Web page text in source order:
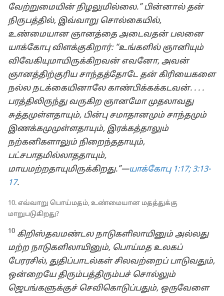
வேற்றுமையின் நிழலுமில்லை.” பின்னால் தன்
நிருபத்தில், இவ்வாறு சொல்கையில்,
உண்மையான ஞானத்தை அடைவதன் பலனை
யாக்கோபு விளக்குகிறார்: “உங்களில் ஞானியும்
விவேகியுமாயிருக்கிறவன் எவனோ, அவன்
ஞானத்திற்குரிய சாந்தத்தோடே தன் கிரியைகளை
நல்ல நடக்கையினாலே காண்பிக்கக்கடவன். . . .
பரத்திலிருந்து வருகிற ஞானமோ முதலாவது
சுத்தமுள்ளதாயும், பின்பு சமாதானமும் சாந்தமும்
இணக்கமுமுள்ளதாயும், இரக்கத்தாலும்
நற்கனிகளாலும் நிறைந்ததாயும்,
பட்சபாதமில்லாததாயும்,
மாயமற்றதாயுமிருக்கிறது.”—யாக்கோபு 1:17; 3:13-
17.
10. எவ்வாறு பொய்மதம், உண்மையான மதத்துக்கு
மாறுபடுகிறது?
10 கிறிஸ்தவமண்டல நாடுகளிலாயினும் அல்லது
மற்ற நாடுகளிலாயினும், பொய்மத உலகப்
பேரரசில், துதிப்பாடல்கள் சிலவற்றைப் பாடுவதும்,
ஒன்றையே திரும்பத்திரும்பச் சொல்லும்
ஜெபங்களுக்குச் செவிகொடுப்பதும், ஒருவேளை